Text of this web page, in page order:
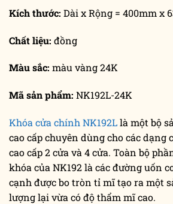
Kích thước: Dài x Rộng = 400mm x
Chất liệu: đồng
Màu sắc: màu vàng 24K
Mã sản phẩm: NK192L-24K
Khóa cửa chính NK192Llà một bộ
cao cấp chuyên dùng cho các dạng
cao cấp 2 cửa và 4 cửa. Toàn bộ
khóa của NK192 là các đường uốn
cạnh được bo tròn tỉ mĩ tạo ra một
lượng lại vừa có độ thẩm mĩ cao.